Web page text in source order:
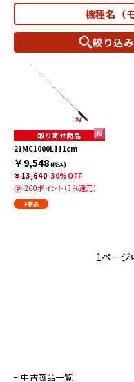
機種名（
絞り込み
取り寄せ商品
21MC1000L111cm
￥9,548(税込)
￥13,640 30%OFF
260ポイント（3％還元）
#新品
1ページ
中古商品一覧